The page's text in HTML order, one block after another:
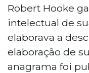
Robert Hooke
intelectual de
elaborava a
elaboração de
anagrama foi